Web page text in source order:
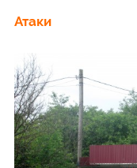
Атаки